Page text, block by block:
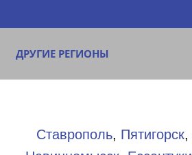
ДРУГИЕ РЕГИОНЫ
Ставрополь, Пятигорск,